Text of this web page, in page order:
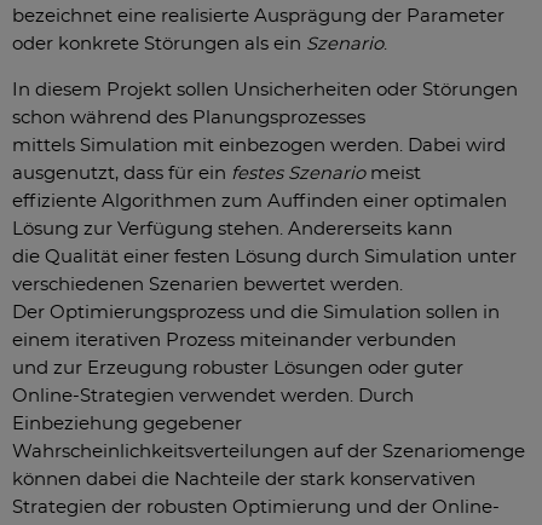
bezeichnet eine realisierte Ausprägung der Parameter
oder konkrete Störungen als ein Szenario.
In diesem Projekt sollen Unsicherheiten oder Störungen
schon während des Planungsprozesses
mittels Simulation mit einbezogen werden. Dabei wird
ausgenutzt, dass für ein festes Szenariomeist
effiziente Algorithmen zum Auffinden einer optimalen
Lösung zur Verfügung stehen. Andererseits kann
die Qualität einer festen Lösung durch Simulation unter
verschiedenen Szenarien bewertet werden.
Der Optimierungsprozess und die Simulation sollen in
einem iterativen Prozess miteinander verbunden
und zur Erzeugung robuster Lösungen oder guter
Online-Strategien verwendet werden. Durch
Einbeziehung gegebener
Wahrscheinlichkeitsverteilungen auf der Szenariomenge
können dabei die Nachteile der stark konservativen
Strategien der robusten Optimierung und der Online-